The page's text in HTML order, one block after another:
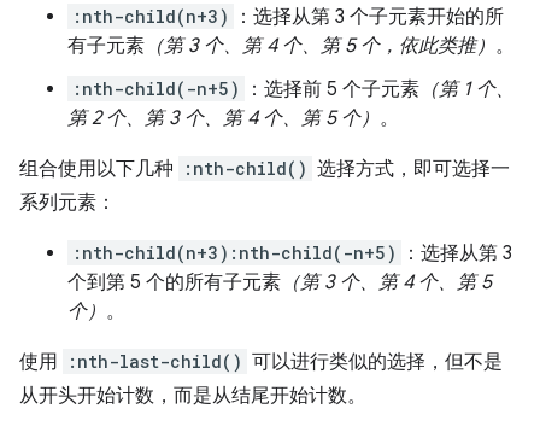
:nth-child(n+3)
：选择从第 3 个子元素开始的所
有子元素 （第 3 个、第 4 个、第 5 个，依此类推） 。
:nth-child(-n+5) ：选择前 5 个子元素 （第 1 个、
第 2 个、第 3 个、第 4 个、第 5 个） 。
组合使用以下几种 :nth-child() 选择方式，即可选择一
系列元素：
:nth-child(n+3):nth-child(-n+5)
：选择从第 3
个到第 5 个的所有子元素 （第 3 个、第 4 个、第 5
个） 。
使用 :nth-last-child() 可以进行类似的选择，但不是
从开头开始计数，而是从结尾开始计数。